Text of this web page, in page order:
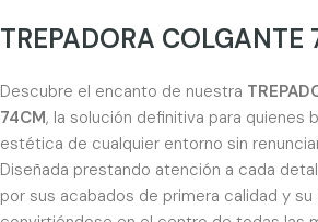
TREPADORA COLGANTE
Descubre el encanto de nuestra
74CM, la solución definitiva para quienes
estética de cualquier entorno sin
Diseñada prestando atención a cada
por sus acabados de primera calidad y